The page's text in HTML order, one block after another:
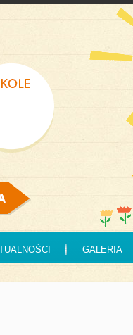
GALERIA